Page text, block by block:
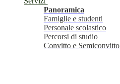
Panoramica
Famiglie e studenti
Personale scolastico
Percorsi di studio
Convitto e Semiconvitto